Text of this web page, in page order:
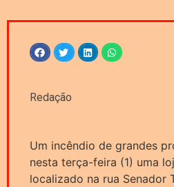
Redação
Um incêndio de grandes
nesta terça-feira (1) uma
localizado na rua Senador